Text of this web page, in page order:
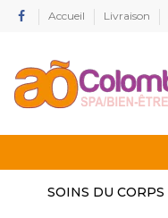
Accueil Livraison
SOINS DU CORPS